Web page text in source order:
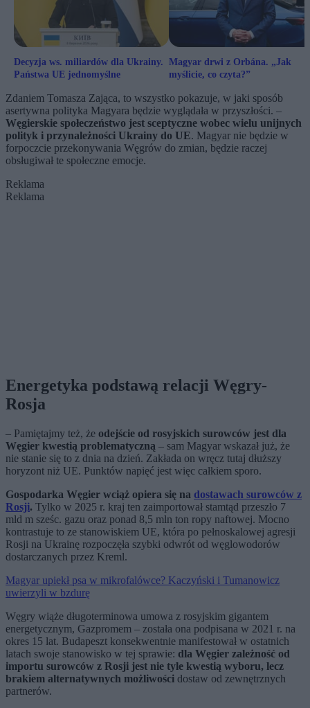
Decyzja ws. miliardów dla Ukrainy.
Państwa UE jednomyślne
Magyar drwi z Orbána. „Jak
myślicie, co czyta?”
Zdaniem Tomasza Zająca, to wszystko pokazuje, w jaki sposób
asertywna polityka Magyara będzie wyglądała w przyszłości. –
Węgierskie społeczeństwo jest sceptyczne wobec wielu unijnych
polityk i przynależności Ukrainy do UE. Magyar nie będzie w
forpoczcie przekonywania Węgrów do zmian, będzie raczej
obsługiwał te społeczne emocje.
Reklama
Reklama
Energetyka podstawą relacji Węgry-
Rosja
– Pamiętajmy też, że odejście od rosyjskich surowców jest dla
Węgier kwestią problematyczną – sam Magyar wskazał już, że
nie stanie się to z dnia na dzień. Zakłada on wręcz tutaj dłuższy
horyzont niż UE. Punktów napięć jest więc całkiem sporo.
Gospodarka Węgier wciąż opiera się na dostawach surowców z
Rosji. Tylko w 2025 r. kraj ten zaimportował stamtąd przeszło 7
mld m sześc. gazu oraz ponad 8,5 mln ton ropy naftowej. Mocno
kontrastuje to ze stanowiskiem UE, która po pełnoskalowej agresji
Rosji na Ukrainę rozpoczęła szybki odwrót od węglowodorów
dostarczanych przez Kreml.
Magyar upiekł psa w mikrofalówce? Kaczyński i Tumanowicz
uwierzyli w bzdurę
Węgry wiąże długoterminowa umowa z rosyjskim gigantem
energetycznym, Gazpromem – została ona podpisana w 2021 r. na
okres 15 lat. Budapeszt konsekwentnie manifestował w ostatnich
latach swoje stanowisko w tej sprawie: dla Węgier zależność od
importu surowców z Rosji jest nie tyle kwestią wyboru, lecz
brakiem alternatywnych możliwości dostaw od zewnętrznych
partnerów.